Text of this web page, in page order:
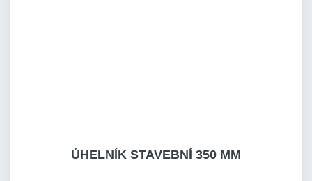
ÚHELNÍK STAVEBNÍ 350 MM